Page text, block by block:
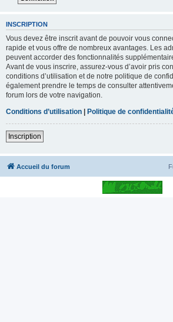
INSCRIPTION
Vous devez être inscrit avant de pouvoir vous
rapide et vous offre de nombreux avantages. Les
peuvent accorder des fonctionnalités
Avant de vous inscrire, assurez-vous d’avoir pris
conditions d’utilisation et de notre politique de
également prendre le temps de consulter
forum lors de votre navigation.
Conditions d’utilisation | Politique de
Inscription
Accueil du forum